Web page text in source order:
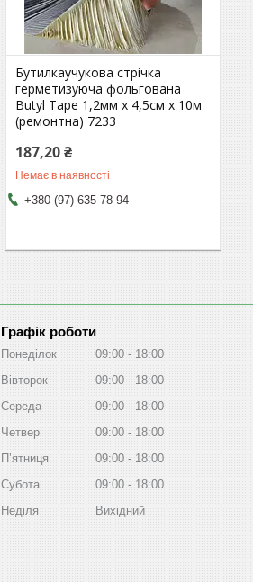
Бутилкаучукова стрічка
герметизуюча фольгована
Butyl Tape 1,2мм х 4,5см x 10м
(ремонтна) 7233
187,20 ₴
Немає в наявності
+380 (97) 635-78-94
Графік роботи
Понеділок 09:00
18:00
Вівторок
09:00
18:00
Середа
09:00
18:00
Четвер
09:00
18:00
Пʼятниця
09:00
18:00
Субота
09:00
18:00
Неділя
Вихідний